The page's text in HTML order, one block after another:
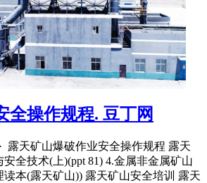
全操作规程. 豆丁网
露天矿山爆破作业安全操作规程 露天
全技术(上)(ppt 81) 4.金属非金属矿山
本(露天矿山)) 露天矿山安全培训 露天